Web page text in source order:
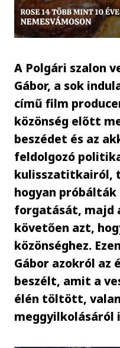
A Polgári szalon
Gábor, a sok
című film
közönség előtt
beszédet és az
feldolgozó
kulisszatitkairól,
hogyan
forgatását, majd
követően azt,
közönséghez.
Gábor azokról az
beszélt, amit a
élén töltött,
meggyilkolásáról